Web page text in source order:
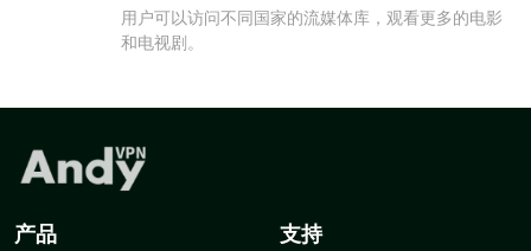
用户可以访问不同国家的流媒体库，观看更多的电影
和电视剧。
产品 支持